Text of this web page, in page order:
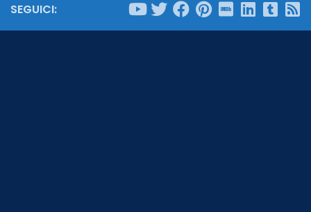
SEGUICI: